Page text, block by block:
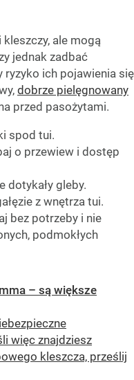
ale mogą
jednak zadbać
ryzyko ich pojawienia się
dobrze pielęgnowany
przed pasożytami.
spod tui.
o przewiew i dostęp
dotykały gleby.
z wnętrza tui.
bez potrzeby i nie
podmokłych
– są większe
więc znajdziesz
kleszcza, prześlij